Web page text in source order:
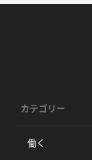
カテゴリー
働く